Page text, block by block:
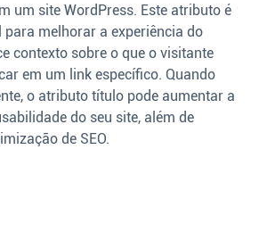
um site WordPress. Este atributo é
melhorar a experiência do
contexto sobre o que o visitante
em um link específico. Quando
o atributo título pode aumentar a
do seu site, além de
de SEO.